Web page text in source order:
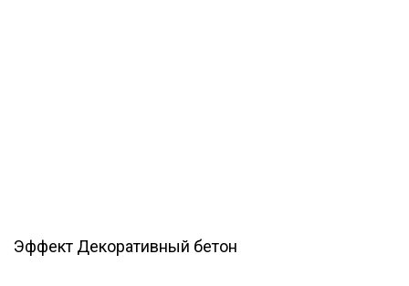
Эффект Декоративный бетон